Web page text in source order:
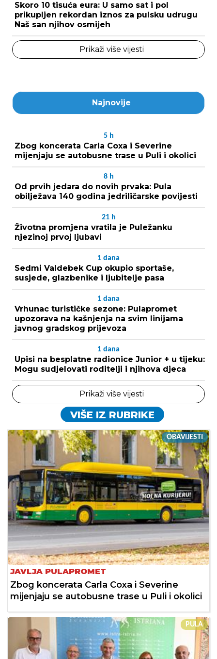
Skoro 10 tisuća eura: U samo sat i pol
prikupljen rekordan iznos za pulsku udrugu
Naš san njihov osmijeh
Prikaži više vijesti
Najnovije
5 h
Zbog koncerata Carla Coxa i Severine
mijenjaju se autobusne trase u Puli i okolici
8 h
Od prvih jedara do novih prvaka: Pula
obilježava 140 godina jedriličarske povijesti
21 h
Životna promjena vratila je Puležanku
njezinoj prvoj ljubavi
1 dana
Sedmi Valdebek Cup okupio sportaše,
susjede, glazbenike i ljubitelje pasa
1 dana
Vrhunac turističke sezone: Pulapromet
upozorava na kašnjenja na svim linijama
javnog gradskog prijevoza
1 dana
Upisi na besplatne radionice Junior + u tijeku:
Mogu sudjelovati roditelji i njihova djeca
Prikaži više vijesti
VIŠE IZ RUBRIKE
OBAVIJESTI
JAVLJA PULAPROMET
Zbog koncerata Carla Coxa i Severine
mijenjaju se autobusne trase u Puli i okolici
PULA